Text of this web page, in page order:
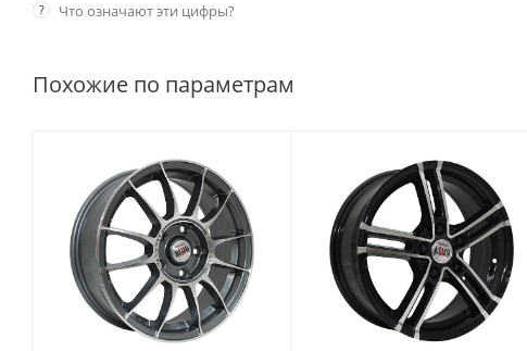
? Что означают эти цифры?
Похожие по параметрам